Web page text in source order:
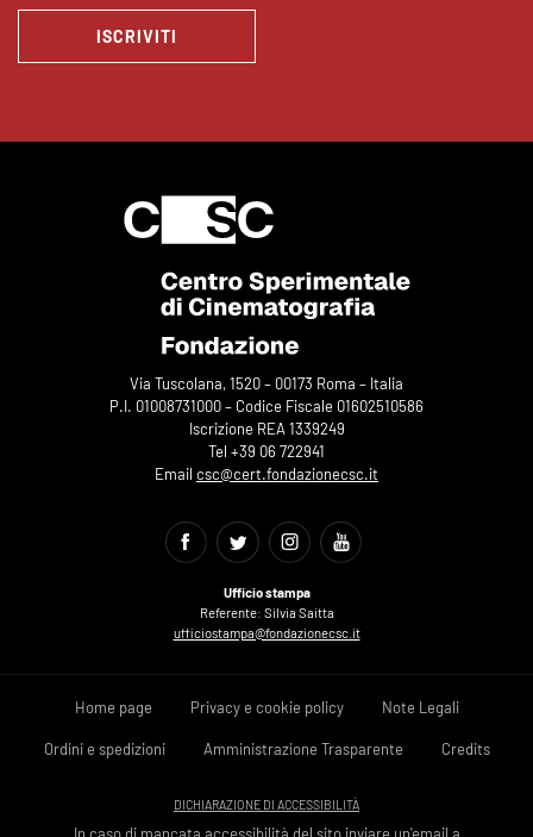
ISCRIVITI
Via Tuscolana, 1520 – 00173 Roma – Italia
P.I. 01008731000 – Codice Fiscale 01602510586
Iscrizione REA 1339249
Tel +39 06 722941
Email csc@cert.fondazionecsc.it
Ufficio stampa
Referente: Silvia Saitta
ufficiostampa@fondazionecsc.it
Home page Privacy e cookie policy Note Legali
Ordini e spedizioni Amministrazione Trasparente Credits
DICHIARAZIONE DI ACCESSIBILITÀ